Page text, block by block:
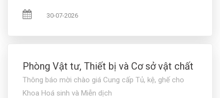
30-07-2026
Phòng Vật tư, Thiết bị và Cơ sở vật chất
Thông báo mời chào giá Cung cấp Tủ, kệ, ghế cho
Khoa Hoá sinh và Miễn dịch